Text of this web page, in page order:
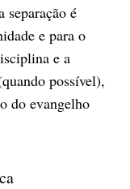
separação é
e para o
e a
possível),
do evangelho